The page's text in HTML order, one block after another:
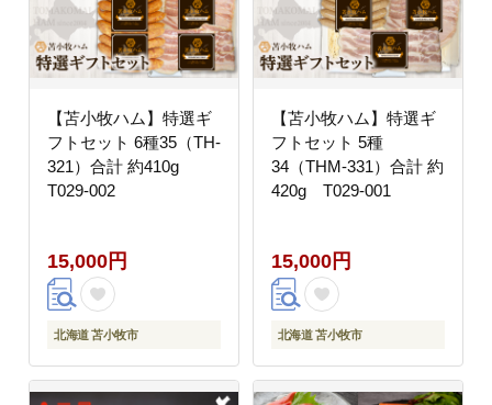
【苫小牧ハム】特選ギ
フトセット 6種35（TH-
321）合計 約410g
T029-002
15,000円
北海道 苫小牧市
【苫小牧ハム】特選ギ
フトセット 5種
34（THM-331）合計 約
420g T029-001
15,000円
北海道 苫小牧市